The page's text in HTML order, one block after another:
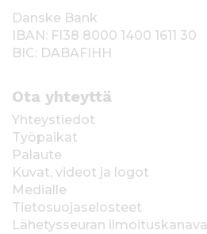
Danske Bank
IBAN: FI38 8000 1400 1611 30
BIC: DABAFIHH
Ota yhteyttä
Yhteystiedot
Työpaikat
Palaute
Kuvat, videot ja logot
Medialle
Tietosuojaselosteet
Lähetysseuran ilmoituskanava